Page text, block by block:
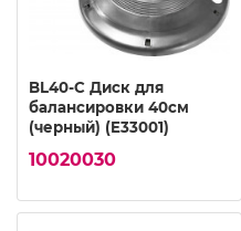
BL40-C Диск для
балансировки 40см
(черный) (E33001)
10020030